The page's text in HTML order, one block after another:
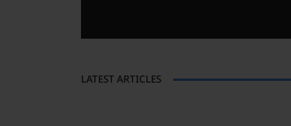
LATEST ARTICLES